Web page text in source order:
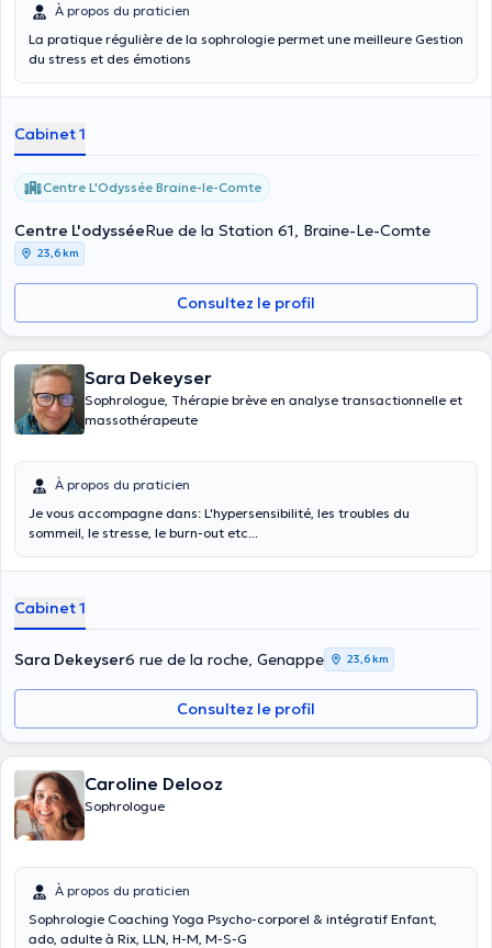
À propos du praticien
La pratique régulière de la sophrologie permet une meilleure Gestion
du stress et des émotions
Cabinet 1
Centre L'Odyssée Braine-le-Comte
Centre L'odysséeRue de la Station 61, Braine-Le-Comte
23,6 km
Consultez le profil
Sara Dekeyser
Sophrologue, Thérapie brève en analyse transactionnelle et
massothérapeute
À propos du praticien
Je vous accompagne dans: L'hypersensibilité, les troubles du
sommeil, le stresse, le burn-out etc...
Cabinet 1
Sara Dekeyser6 rue de la roche, Genappe 23,6 km
Consultez le profil
Caroline Delooz
Sophrologue
À propos du praticien
Sophrologie Coaching Yoga Psycho-corporel & intégratif Enfant,
ado, adulte à Rix, LLN, H-M, M-S-G